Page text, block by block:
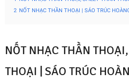
2 NỐT NHẠC THẦN THOẠI | SÁO TRÚC
NỐT NHẠC THẦN
THOẠI | SÁO TRÚC